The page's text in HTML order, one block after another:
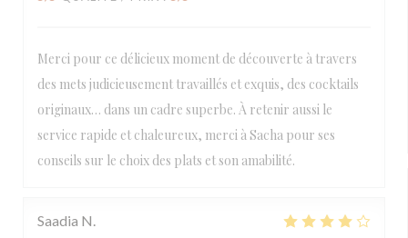
Merci pour ce délicieux moment de découverte à travers
des mets judicieusement travaillés et exquis, des cocktails
originaux… dans un cadre superbe. À retenir aussi le
service rapide et chaleureux, merci à Sacha pour ses
conseils sur le choix des plats et son amabilité.
Saadia N